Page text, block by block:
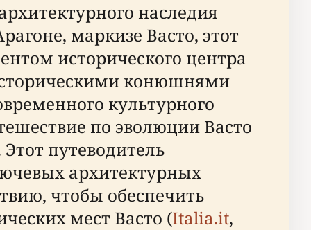
наследия
маркизе Васто, этот
исторического центра
конюшнями
культурного
по эволюции Васто
путеводитель
архитектурных
чтобы обеспечить
мест Васто (Italia.it,